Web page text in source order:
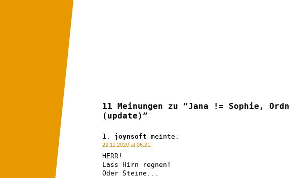
11 Meinungen zu “Jana != Sophie,
(update)”
joynsoft meinte:
22.11.2020 at 06:21
HERR!
Lass Hirn regnen!
Oder Steine...